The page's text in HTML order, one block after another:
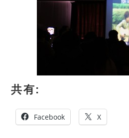
共有:
Facebook X